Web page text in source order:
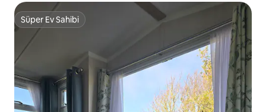
Süper Ev Sahibi
Süper Ev Sahibi